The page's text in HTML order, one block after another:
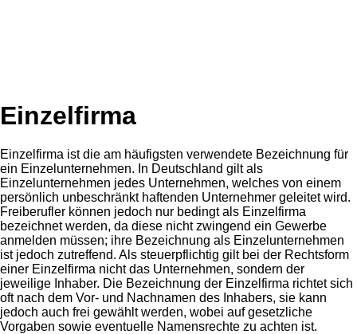
Einzelfirma
Einzelfirma ist die am häufigsten verwendete Bezeichnung für
ein Einzelunternehmen. In Deutschland gilt als
Einzelunternehmen jedes Unternehmen, welches von einem
persönlich unbeschränkt haftenden Unternehmer geleitet wird.
Freiberufler können jedoch nur bedingt als Einzelfirma
bezeichnet werden, da diese nicht zwingend ein Gewerbe
anmelden müssen; ihre Bezeichnung als Einzelunternehmen
ist jedoch zutreffend. Als steuerpflichtig gilt bei der Rechtsform
einer Einzelfirma nicht das Unternehmen, sondern der
jeweilige Inhaber. Die Bezeichnung der Einzelfirma richtet sich
oft nach dem Vor- und Nachnamen des Inhabers, sie kann
jedoch auch frei gewählt werden, wobei auf gesetzliche
Vorgaben sowie eventuelle Namensrechte zu achten ist.